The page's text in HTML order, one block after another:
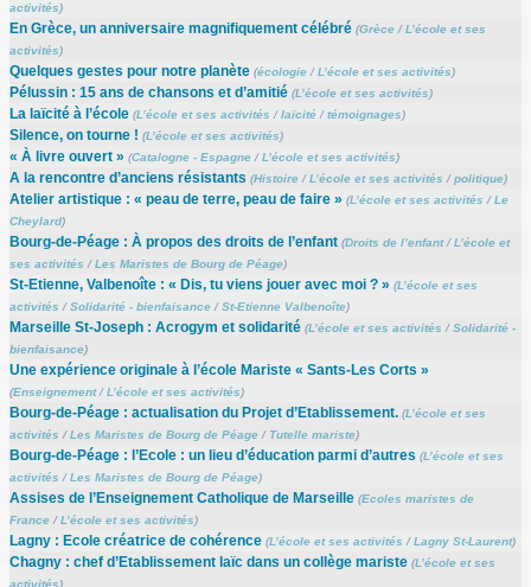
activités)
En Grèce, un anniversaire magnifiquement célébré (Grèce/L’école et ses
activités)
Quelques gestes pour notre planète (écologie/L’école et ses activités)
Pélussin : 15 ans de chansons et d’amitié (L’école et ses activités)
La laïcité à l’école (L’école et ses activités /laïcité/témoignages)
Silence, on tourne ! (L’école et ses activités)
« À livre ouvert » (Catalogne - Espagne/L’école et ses activités)
A la rencontre d’anciens résistants (Histoire/L’école et ses activités /politique)
Atelier artistique : « peau de terre, peau de faire » (L’école et ses activités /Le
Cheylard)
Bourg-de-Péage : À propos des droits de l’enfant (Droits de l’enfant/L’école et
ses activités /Les Maristes de Bourg de Péage)
St-Etienne, Valbenoîte : « Dis, tu viens jouer avec moi ? » (L’école et ses
activités /Solidarité - bienfaisance/St-Etienne Valbenoîte)
Marseille St-Joseph : Acrogym et solidarité (L’école et ses activités /Solidarité -
bienfaisance)
Une expérience originale à l’école Mariste « Sants-Les Corts »
(Enseignement/L’école et ses activités)
Bourg-de-Péage : actualisation du Projet d’Etablissement. (L’école et ses
activités /Les Maristes de Bourg de Péage/ Tutelle mariste)
Bourg-de-Péage : l’Ecole : un lieu d’éducation parmi d’autres (L’école et ses
activités /Les Maristes de Bourg de Péage)
Assises de l’Enseignement Catholique de Marseille (Ecoles maristes de
France/L’école et ses activités)
Lagny : Ecole créatrice de cohérence (L’école et ses activités /Lagny St-Laurent)
Chagny : chef d’Etablissement laïc dans un collège mariste (L’école et ses
activités)